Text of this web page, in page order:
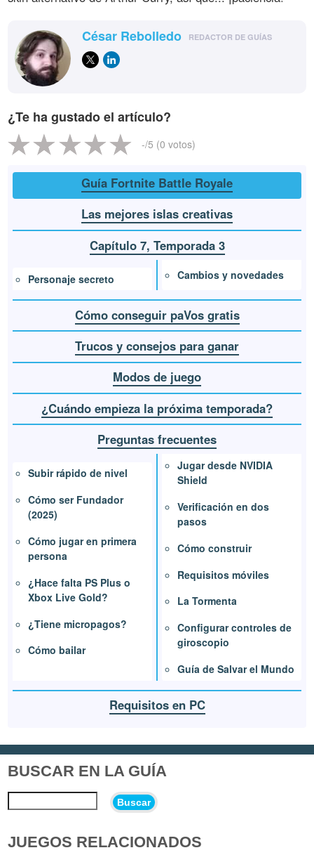
César Rebolledo REDACTOR DE GUÍAS
¿Te ha gustado el artículo?
-/5 (0 votos)
Guía Fortnite Battle Royale
Las mejores islas creativas
Capítulo 7, Temporada 3
Personaje secreto Cambios y novedades
Cómo conseguir paVos gratis
Trucos y consejos para ganar
Modos de juego
¿Cuándo empieza la próxima temporada?
Preguntas frecuentes
Subir rápido de nivel
Cómo ser Fundador
(2025)
Cómo jugar en primera
persona
¿Hace falta PS Plus o
Xbox Live Gold?
¿Tiene micropagos?
Cómo bailar
Jugar desde NVIDIA
Shield
Verificación en dos
pasos
Cómo construir
Requisitos móviles
La Tormenta
Configurar controles de
giroscopio
Guía de Salvar el Mundo
Requisitos en PC
BUSCAR EN LA GUÍA
Buscar
JUEGOS RELACIONADOS